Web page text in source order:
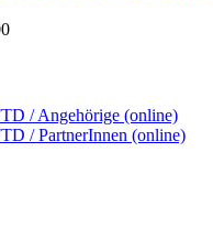
/ Angehörige (online)
/ PartnerInnen (online)